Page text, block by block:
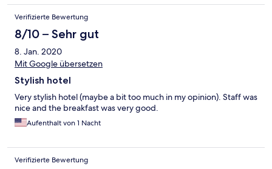
Verifizierte Bewertung
8/10 – Sehr gut
8. Jan. 2020
Mit Google übersetzen
Stylish hotel
Very stylish hotel (maybe a bit too much in my opinion). Staff was
nice and the breakfast was very good.
Aufenthalt von 1 Nacht
Verifizierte Bewertung